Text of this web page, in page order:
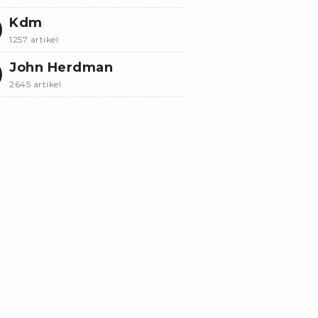
Kdm
1257 artikel
John Herdman
2645 artikel